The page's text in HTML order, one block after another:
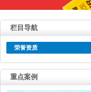
栏目导航
荣誉资质
重点案例